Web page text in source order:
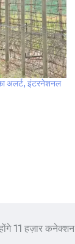
अलर्ट, इंटरनेशनल
11 हज़ार कनेक्शन